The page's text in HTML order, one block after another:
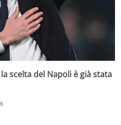
scelta del Napoli è già stata